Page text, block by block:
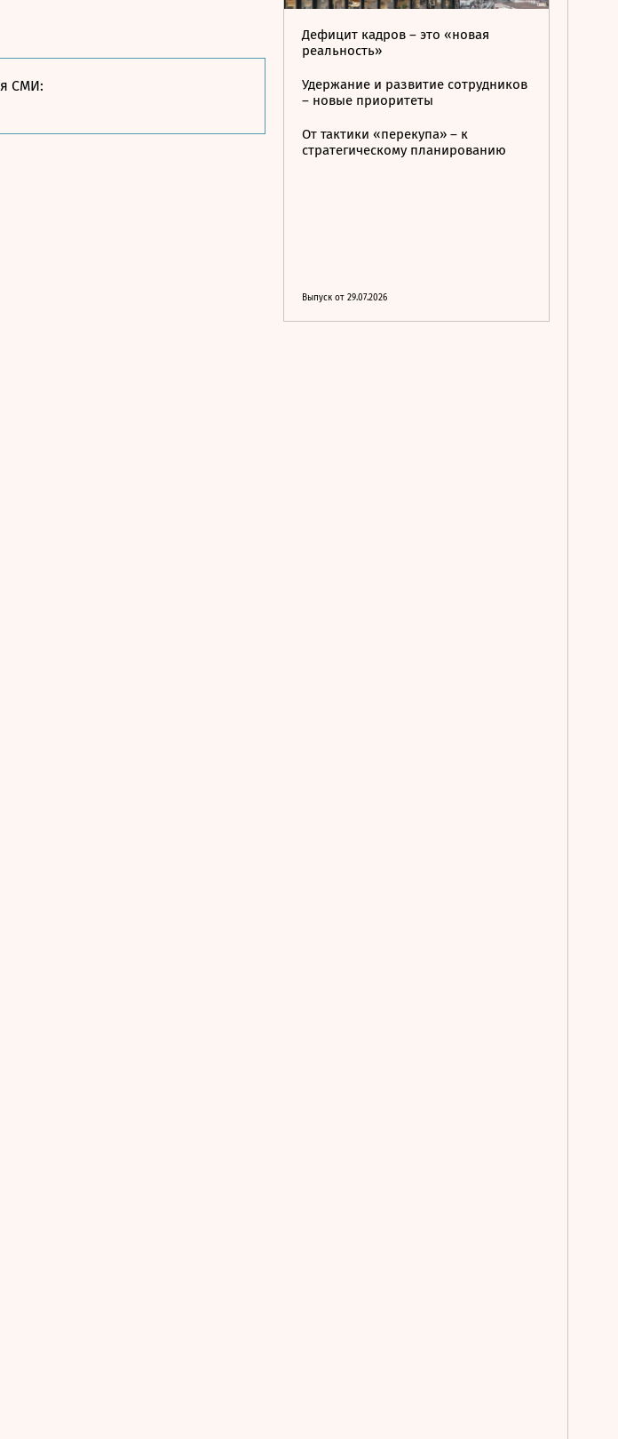
СМИ:
Дефицит кадров – это «новая
реальность»
Удержание и развитие сотрудников
– новые приоритеты
От тактики «перекупа» – к
стратегическому планированию
Выпуск от 29.07.2026